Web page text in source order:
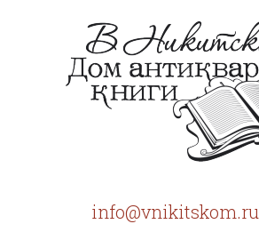
info@vnikitskom.ru